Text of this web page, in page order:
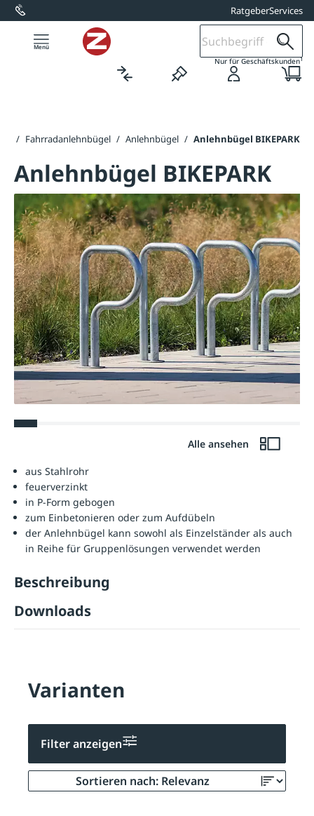
springen RatgeberServices
Nur für Geschäftskunden1
/ Fahrradanlehnbügel / Anlehnbügel / Anlehnbügel BIKEPARK
Anlehnbügel BIKEPARK
Alle ansehen
aus Stahlrohr
feuerverzinkt
in P-Form gebogen
zum Einbetonieren oder zum Aufdübeln
der Anlehnbügel kann sowohl als Einzelständer als auch
in Reihe für Gruppenlösungen verwendet werden
Beschreibung
Downloads
Varianten
Filter anzeigen